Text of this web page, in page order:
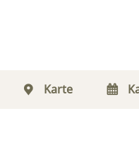
Karte